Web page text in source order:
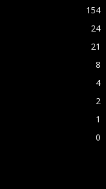
154
24
21
8
4
2
1
0